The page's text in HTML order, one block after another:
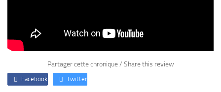
Partager cette chronique / Share this review
Facebook Twitter